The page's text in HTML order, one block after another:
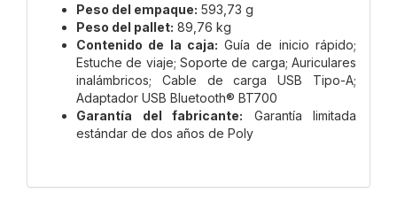
Peso del empaque: 593,73 g
Peso del pallet: 89,76 kg
Contenido de la caja: Guía de inicio rápido;
Estuche de viaje; Soporte de carga; Auriculares
inalámbricos; Cable de carga USB Tipo-A;
Adaptador USB Bluetooth® BT700
Garantía del fabricante: Garantía limitada
estándar de dos años de Poly